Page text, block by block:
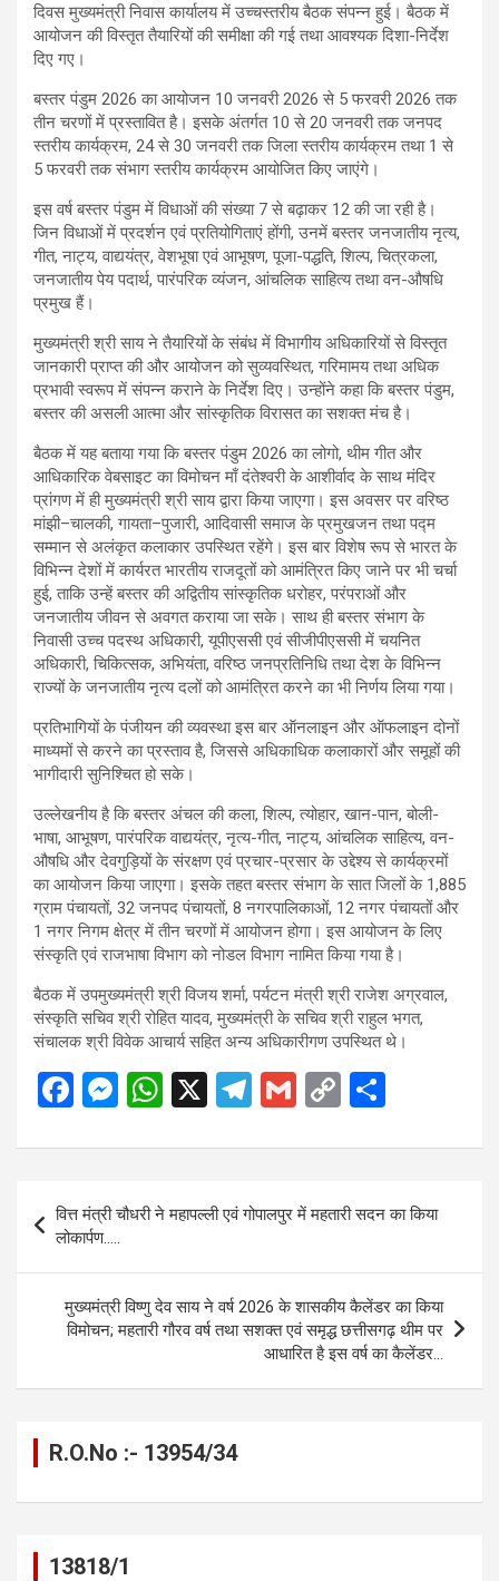
दिवस मुख्यमंत्री निवास कार्यालय में उच्चस्तरीय बैठक संपन्न हुई। बैठक में
आयोजन की विस्तृत तैयारियों की समीक्षा की गई तथा आवश्यक दिशा-निर्देश
दिए गए।
बस्तर पंडुम 2026 का आयोजन 10 जनवरी 2026 से 5 फरवरी 2026 तक
तीन चरणों में प्रस्तावित है। इसके अंतर्गत 10 से 20 जनवरी तक जनपद
स्तरीय कार्यक्रम, 24 से 30 जनवरी तक जिला स्तरीय कार्यक्रम तथा 1 से
5 फरवरी तक संभाग स्तरीय कार्यक्रम आयोजित किए जाएंगे।
इस वर्ष बस्तर पंडुम में विधाओं की संख्या 7 से बढ़ाकर 12 की जा रही है।
जिन विधाओं में प्रदर्शन एवं प्रतियोगिताएं होंगी, उनमें बस्तर जनजातीय नृत्य,
गीत, नाट्य, वाद्ययंत्र, वेशभूषा एवं आभूषण, पूजा-पद्धति, शिल्प, चित्रकला,
जनजातीय पेय पदार्थ, पारंपरिक व्यंजन, आंचलिक साहित्य तथा वन-औषधि
प्रमुख हैं।
मुख्यमंत्री श्री साय ने तैयारियों के संबंध में विभागीय अधिकारियों से विस्तृत
जानकारी प्राप्त की और आयोजन को सुव्यवस्थित, गरिमामय तथा अधिक
प्रभावी स्वरूप में संपन्न कराने के निर्देश दिए। उन्होंने कहा कि बस्तर पंडुम,
बस्तर की असली आत्मा और सांस्कृतिक विरासत का सशक्त मंच है।
बैठक में यह बताया गया कि बस्तर पंडुम 2026 का लोगो, थीम गीत और
आधिकारिक वेबसाइट का विमोचन माँ दंतेश्वरी के आशीर्वाद के साथ मंदिर
प्रांगण में ही मुख्यमंत्री श्री साय द्वारा किया जाएगा। इस अवसर पर वरिष्ठ
मांझी–चालकी, गायता–पुजारी, आदिवासी समाज के प्रमुखजन तथा पद्म
सम्मान से अलंकृत कलाकार उपस्थित रहेंगे। इस बार विशेष रूप से भारत के
विभिन्न देशों में कार्यरत भारतीय राजदूतों को आमंत्रित किए जाने पर भी चर्चा
हुई, ताकि उन्हें बस्तर की अद्वितीय सांस्कृतिक धरोहर, परंपराओं और
जनजातीय जीवन से अवगत कराया जा सके। साथ ही बस्तर संभाग के
निवासी उच्च पदस्थ अधिकारी, यूपीएससी एवं सीजीपीएससी में चयनित
अधिकारी, चिकित्सक, अभियंता, वरिष्ठ जनप्रतिनिधि तथा देश के विभिन्न
राज्यों के जनजातीय नृत्य दलों को आमंत्रित करने का भी निर्णय लिया गया।
प्रतिभागियों के पंजीयन की व्यवस्था इस बार ऑनलाइन और ऑफलाइन दोनों
माध्यमों से करने का प्रस्ताव है, जिससे अधिकाधिक कलाकारों और समूहों की
भागीदारी सुनिश्चित हो सके।
उल्लेखनीय है कि बस्तर अंचल की कला, शिल्प, त्योहार, खान-पान, बोली-
भाषा, आभूषण, पारंपरिक वाद्ययंत्र, नृत्य-गीत, नाट्य, आंचलिक साहित्य, वन-
औषधि और देवगुड़ियों के संरक्षण एवं प्रचार-प्रसार के उद्देश्य से कार्यक्रमों
का आयोजन किया जाएगा। इसके तहत बस्तर संभाग के सात जिलों के 1,885
ग्राम पंचायतों, 32 जनपद पंचायतों, 8 नगरपालिकाओं, 12 नगर पंचायतों और
1 नगर निगम क्षेत्र में तीन चरणों में आयोजन होगा। इस आयोजन के लिए
संस्कृति एवं राजभाषा विभाग को नोडल विभाग नामित किया गया है।
बैठक में उपमुख्यमंत्री श्री विजय शर्मा, पर्यटन मंत्री श्री राजेश अग्रवाल,
संस्कृति सचिव श्री रोहित यादव, मुख्यमंत्री के सचिव श्री राहुल भगत,
संचालक श्री विवेक आचार्य सहित अन्य अधिकारीगण उपस्थित थे।
F
ce
b
o
o
k
M
se
n
g
er
W
at
A
p
p
X
T
e
gr
a
m
G
ail
C
py
Li
n
k
ar
navigation
वित्त मंत्री चौधरी ने महापल्ली एवं गोपालपुर में महतारी सदन का किया
लोकार्पण…..
मुख्यमंत्री विष्णु देव साय ने वर्ष 2026 के शासकीय कैलेंडर का किया
विमोचन; महतारी गौरव वर्ष तथा सशक्त एवं समृद्ध छत्तीसगढ़ थीम पर
आधारित है इस वर्ष का कैलेंडर…
R.O.No :- 13954/34
13818/1